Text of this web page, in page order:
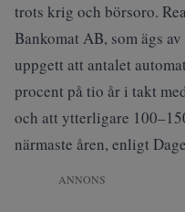
trots krig och börsoro.
Bankomat AB, som ägs
uppgett att antalet
procent på tio år i takt
och att ytterligare
närmaste åren, enligt
ANNONS